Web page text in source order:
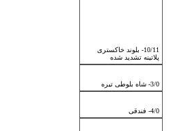
10/11- بلوند خاکستری
پلاتینه تشدید شده
3/0- شاه بلوطی تیره
4/0- فندقی